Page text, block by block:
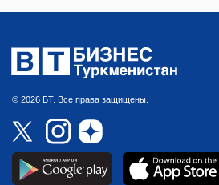
© 2026 БТ. Все права защищены.